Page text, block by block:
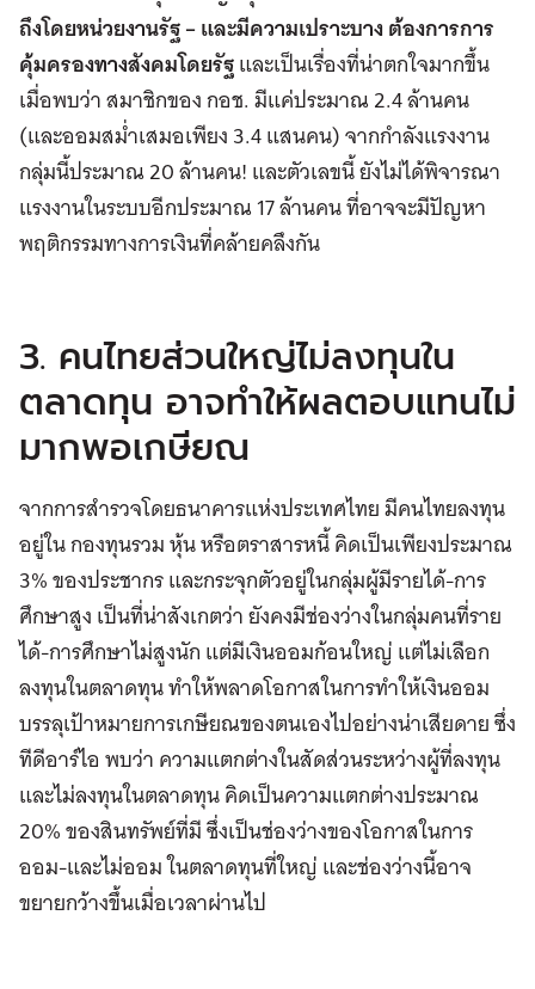
ถึงโดยหน่วยงานรัฐ – และมีความเปราะบาง ต้องการการ
คุ้มครองทางสังคมโดยรัฐและเป็นเรื่องที่น่าตกใจมากขึ้น
เมื่อพบว่า สมาชิกของ กอช. มีแค่ประมาณ 2.4 ล้านคน
(และออมสม่ำเสมอเพียง 3.4 แสนคน) จากกำลังแรงงาน
กลุ่มนี้ประมาณ 20 ล้านคน! และตัวเลขนี้ ยังไม่ได้พิจารณา
แรงงานในระบบอีกประมาณ 17 ล้านคน ที่อาจจะมีปัญหา
พฤติกรรมทางการเงินที่คล้ายคลึงกัน
3. คนไทยส่วนใหญ่ไม่ลงทุนใน
ตลาดทุน อาจทำให้ผลตอบแทนไม่
มากพอเกษียณ
จากการสำรวจโดยธนาคารแห่งประเทศไทย มีคนไทยลงทุน
อยู่ใน กองทุนรวม หุ้น หรือตราสารหนี้ คิดเป็นเพียงประมาณ
3% ของประชากร และกระจุกตัวอยู่ในกลุ่มผู้มีรายได้-การ
ศึกษาสูง เป็นที่น่าสังเกตว่า ยังคงมีช่องว่างในกลุ่มคนที่ราย
ได้-การศึกษาไม่สูงนัก แต่มีเงินออมก้อนใหญ่ แต่ไม่เลือก
ลงทุนในตลาดทุน ทำให้พลาดโอกาสในการทำให้เงินออม
บรรลุเป้าหมายการเกษียณของตนเองไปอย่างน่าเสียดาย ซึ่ง
ทีดีอาร์ไอ พบว่า ความแตกต่างในสัดส่วนระหว่างผู้ที่ลงทุน
และไม่ลงทุนในตลาดทุน คิดเป็นความแตกต่างประมาณ
20% ของสินทรัพย์ที่มี ซึ่งเป็นช่องว่างของโอกาสในการ
ออม-และไม่ออม ในตลาดทุนที่ใหญ่ และช่องว่างนี้อาจ
ขยายกว้างขึ้นเมื่อเวลาผ่านไป